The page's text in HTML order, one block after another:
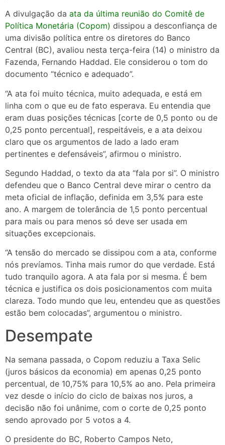
A divulgação da ata da última reunião do Comitê de
Política Monetária (Copom) dissipou a desconfiança de
uma divisão política entre os diretores do Banco
Central (BC), avaliou nesta terça-feira (14) o ministro da
Fazenda, Fernando Haddad. Ele considerou o tom do
documento “técnico e adequado”.
“A ata foi muito técnica, muito adequada, e está em
linha com o que eu de fato esperava. Eu entendia que
eram duas posições técnicas [corte de 0,5 ponto ou de
0,25 ponto percentual], respeitáveis, e a ata deixou
claro que os argumentos de lado a lado eram
pertinentes e defensáveis”, afirmou o ministro.
Segundo Haddad, o texto da ata “fala por si”. O ministro
defendeu que o Banco Central deve mirar o centro da
meta oficial de inflação, definida em 3,5% para este
ano. A margem de tolerância de 1,5 ponto percentual
para mais ou para menos só deve ser usada em
situações excepcionais.
“A tensão do mercado se dissipou com a ata, conforme
nós prevíamos. Tinha mais rumor do que verdade. Está
tudo tranquilo agora. A ata fala por si mesma. É bem
técnica e justifica os dois posicionamentos com muita
clareza. Todo mundo que leu, entendeu que as questões
estão bem colocadas”, argumentou o ministro.
Desempate
Na semana passada, o Copom reduziu a Taxa Selic
(juros básicos da economia) em apenas 0,25 ponto
percentual, de 10,75% para 10,5% ao ano. Pela primeira
vez desde o início do ciclo de baixas nos juros, a
decisão não foi unânime, com o corte de 0,25 ponto
sendo aprovado por 5 votos a 4.
O presidente do BC, Roberto Campos Neto,